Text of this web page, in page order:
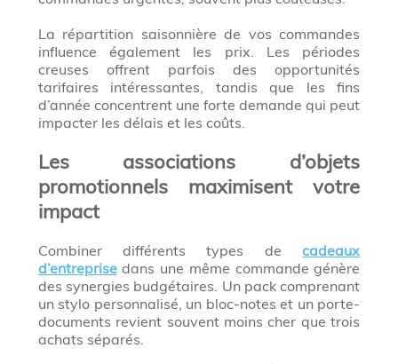
La répartition saisonnière de vos commandes
influence également les prix. Les périodes
creuses offrent parfois des opportunités
tarifaires intéressantes, tandis que les fins
d’année concentrent une forte demande qui peut
impacter les délais et les coûts.
Les associations d’objets
promotionnels maximisent votre
impact
Combiner différents types decadeaux
d’entreprisedans une même commande génère
des synergies budgétaires. Un pack comprenant
un stylo personnalisé, un bloc-notes et un porte-
documents revient souvent moins cher que trois
achats séparés.